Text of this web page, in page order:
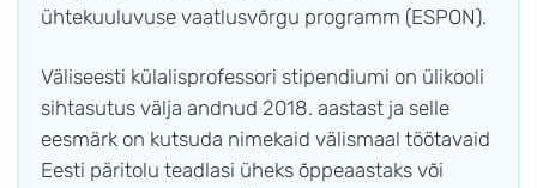
ühtekuuluvuse vaatlusvõrgu programm (ESPON).
Väliseesti külalisprofessori stipendiumi on ülikooli
sihtasutus välja andnud 2018. aastast ja selle
eesmärk on kutsuda nimekaid välismaal töötavaid
Eesti päritolu teadlasi üheks õppeaastaks või